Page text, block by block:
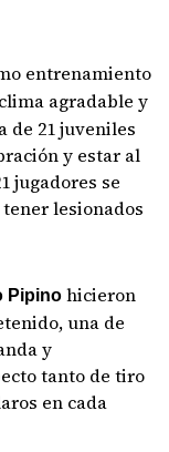
entrenamiento
agradable y
de 21 juveniles
y estar al
jugadores se
lesionados
Pipino hicieron
una de
y
tanto de tiro
en cada